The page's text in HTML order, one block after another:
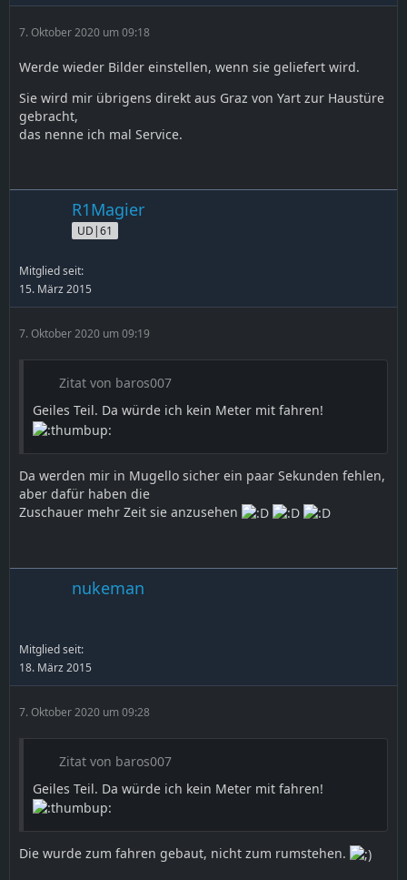
7. Oktober 2020 um 09:18
Werde wieder Bilder einstellen, wenn sie geliefert wird.
Sie wird mir übrigens direkt aus Graz von Yart zur Haustüre
gebracht,
das nenne ich mal Service.
R1Magier
UD|61
Mitglied seit:
15. März 2015
7. Oktober 2020 um 09:19
Zitat von baros007
Geiles Teil. Da würde ich kein Meter mit fahren!
Da werden mir in Mugello sicher ein paar Sekunden fehlen,
aber dafür haben die
Zuschauer mehr Zeit sie anzusehen
nukeman
Mitglied seit:
18. März 2015
7. Oktober 2020 um 09:28
Zitat von baros007
Geiles Teil. Da würde ich kein Meter mit fahren!
Die wurde zum fahren gebaut, nicht zum rumstehen.